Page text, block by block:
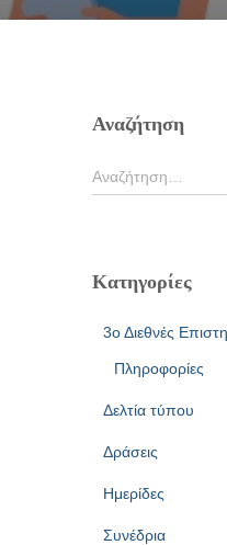
Αναζήτηση
Α
ν
τ
Αναζήτηση…
Κατηγορίες
3ο Διεθνές
Πληροφορίες
Δελτία τύπου
Δράσεις
Ημερίδες
Συνέδρια